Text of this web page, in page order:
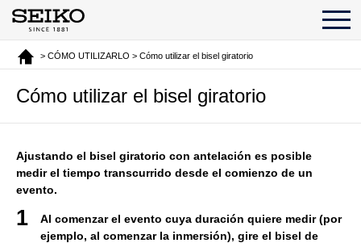
> CÓMO UTILIZARLO > Cómo utilizar el bisel giratorio
Cómo utilizar el bisel giratorio
Ajustando el bisel giratorio con antelación es posible
medir el tiempo transcurrido desde el comienzo de un
evento.
Al comenzar el evento cuya duración quiere medir (por
ejemplo, al comenzar la inmersión), gire el bisel de